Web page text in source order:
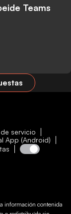
Teams
servicio
App (Android)
información contenida